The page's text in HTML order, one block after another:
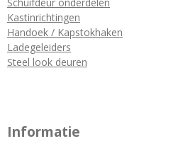
Kastinrichtingen
Handoek / Kapstokhaken
Ladegeleiders
Steel look deuren
Informatie